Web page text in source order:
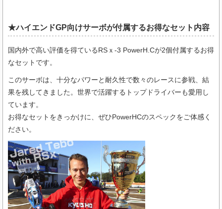
★ハイエンドGP向けサーボが付属するお得なセット内容
国内外で高い評価を得ているRSｘ-3 PowerH.Cが2個付属するお得
なセットです。
このサーボは、十分なパワーと耐久性で数々のレースに参戦、結
果を残してきました。世界で活躍するトップドライバーも愛用し
ています。
お得なセットをきっかけに、ぜひPowerHCのスペックをご体感く
ださい。